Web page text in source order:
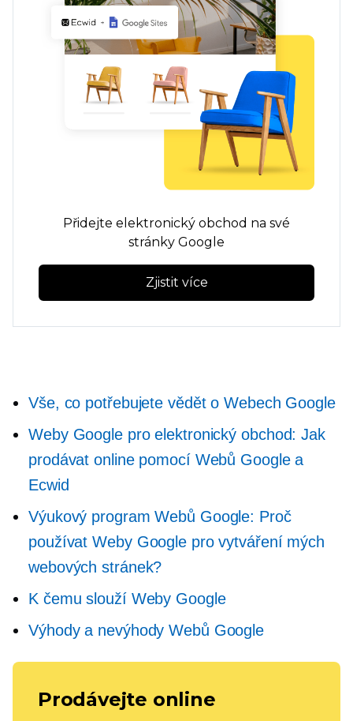
Přidejte elektronický obchod na své
stránky Google
Zjistit více
Vše, co potřebujete vědět o Webech Google
Weby Google pro elektronický obchod: Jak
prodávat online pomocí Webů Google a
Ecwid
Výukový program Webů Google: Proč
používat Weby Google pro vytváření mých
webových stránek?
K čemu slouží Weby Google
Výhody a nevýhody Webů Google
Prodávejte online